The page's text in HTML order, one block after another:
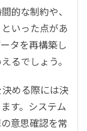
的な制約や、
いった点があ
タを再構築し
るでしょう。
める際には決
す。システム
意思確認を常